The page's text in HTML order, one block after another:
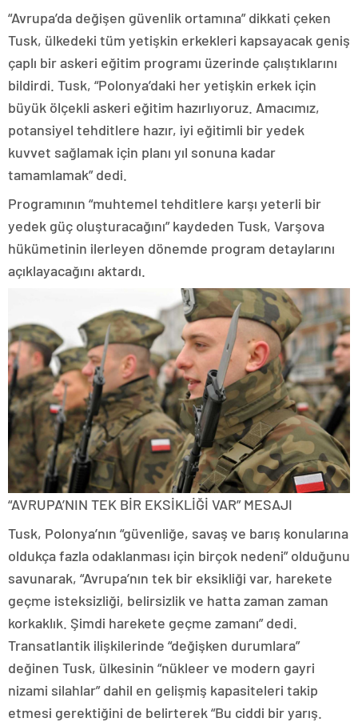
“Avrupa’da değişen güvenlik ortamına” dikkati çeken
Tusk, ülkedeki tüm yetişkin erkekleri kapsayacak geniş
çaplı bir askeri eğitim programı üzerinde çalıştıklarını
bildirdi. Tusk, “Polonya’daki her yetişkin erkek için
büyük ölçekli askeri eğitim hazırlıyoruz. Amacımız,
potansiyel tehditlere hazır, iyi eğitimli bir yedek
kuvvet sağlamak için planı yıl sonuna kadar
tamamlamak” dedi.
Programının “muhtemel tehditlere karşı yeterli bir
yedek güç oluşturacağını” kaydeden Tusk, Varşova
hükümetinin ilerleyen dönemde program detaylarını
açıklayacağını aktardı.
“AVRUPA’NIN TEK BİR EKSİKLİĞİ VAR” MESAJI
Tusk, Polonya’nın “güvenliğe, savaş ve barış konularına
oldukça fazla odaklanması için birçok nedeni” olduğunu
savunarak, “Avrupa’nın tek bir eksikliği var, harekete
geçme isteksizliği, belirsizlik ve hatta zaman zaman
korkaklık. Şimdi harekete geçme zamanı” dedi.
Transatlantik ilişkilerinde “değişken durumlara”
değinen Tusk, ülkesinin “nükleer ve modern gayri
nizami silahlar” dahil en gelişmiş kapasiteleri takip
etmesi gerektiğini de belirterek “Bu ciddi bir yarış.